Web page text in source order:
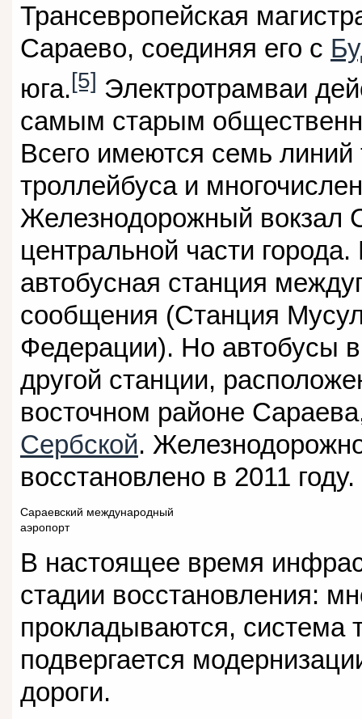
Трансевропейская
Сараево, соединяя его с
юга.[5] Электротрамваи
самым старым
Всего имеются семь
троллейбуса и
Железнодорожный вокзал
центральной части
автобусная станция
сообщения (Станция
Федерации). Но автобусы
другой станции,
восточном районе
Сербской.
восстановлено в 2011 году.
Сараевский международный
аэропорт
В настоящее время
стадии восстановления:
прокладываются, система
подвергается
дороги.